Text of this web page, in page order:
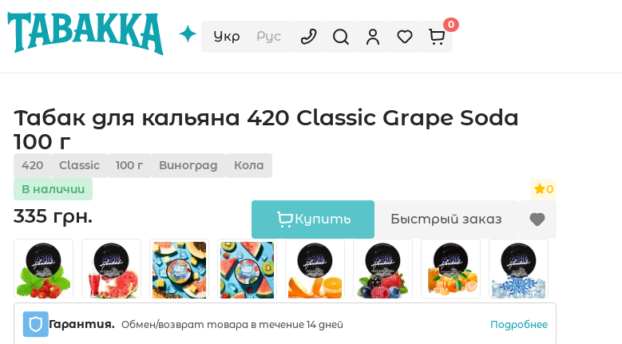
Укр Рус
0
Табак для кальяна 420 Classic Grape Soda
100 г
420 Classic 100 г Виноград
Кола
В наличии
0
335 грн. Купить Быстрый заказ
Гарантия. Обмен/возврат товара в течение 14 дней Подробнее